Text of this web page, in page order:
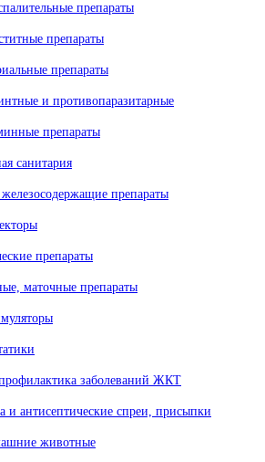
препараты
препараты
препараты
и противопаразитарные
препараты
санитария
препараты
препараты
маточные препараты
заболеваний ЖКТ
и антисептические спреи, присыпки
животные